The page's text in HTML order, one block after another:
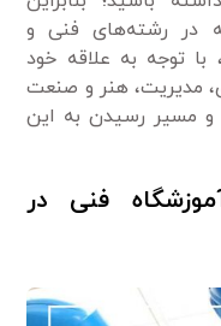
در رشته‌های فنی و
توجه به علاقه خود
بخش کشاورزی، مدیریت، هنر و صنعت
و مسیر رسیدن به این
فنی در